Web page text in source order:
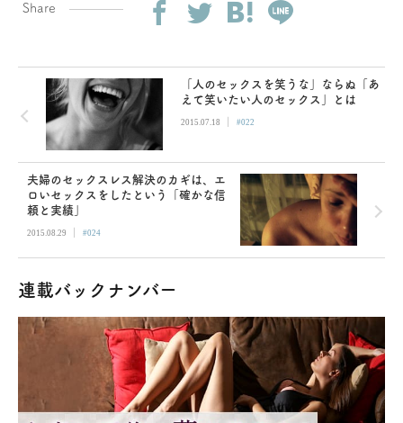
Share
「人のセックスを笑うな」ならぬ「あ
えて笑いたい人のセックス」とは
2015.07.18 | #022
夫婦のセックスレス解決のカギは、エ
ロいセックスをしたという「確かな信
頼と実績」
2015.08.29 | #024
連載バックナンバー